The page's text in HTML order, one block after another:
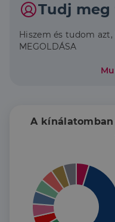
Tudj
Hiszem és tudom
MEGOLDÁSA
A